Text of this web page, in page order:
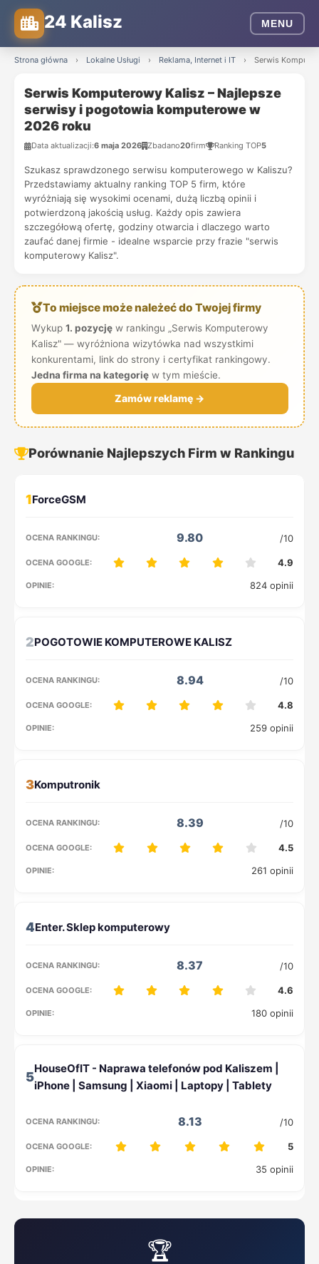
24 Kalisz MENU
Strona główna › Lokalne Usługi › Reklama, Internet i IT › Serwis
Serwis Komputerowy Kalisz – Najlepsze
serwisy i pogotowia komputerowe w
2026 roku
Data aktualizacji:6 maja 2026 Zbadano20firm Ranking TOP5
Szukasz sprawdzonego serwisu komputerowego w Kaliszu?
Przedstawiamy aktualny ranking TOP 5 firm, które
wyróżniają się wysokimi ocenami, dużą liczbą opinii i
potwierdzoną jakością usług. Każdy opis zawiera
szczegółową ofertę, godziny otwarcia i dlaczego warto
zaufać danej firmie - idealne wsparcie przy frazie "serwis
komputerowy Kalisz".
To miejsce może należeć do Twojej firmy
Wykup 1. pozycjęw rankingu „Serwis Komputerowy
Kalisz" — wyróżniona wizytówka nad wszystkimi
konkurentami, link do strony i certyfikat rankingowy.
Jedna firma na kategorięw tym mieście.
Zamów reklamę →
Porównanie Najlepszych Firm w Rankingu
1
9.80 /10
4.9
824 opinii
2
8.94 /10
4.8
259 opinii
3
8.39 /10
4.5
261 opinii
4
8.37 /10
4.6
180 opinii
5
8.13 /10
5
35 opinii
🏆